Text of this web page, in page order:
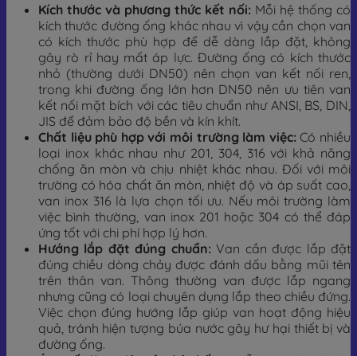
Kích thước và phương thức kết nối: Mỗi hệ thống có
kích thước đường ống khác nhau vì vậy cần chọn van
có kích thước phù hợp để dễ dàng lắp đặt, không
gây rò rỉ hay mất áp lực. Đường ống có kích thước
nhỏ (thường dưới DN50) nên chọn van kết nối ren,
trong khi đường ống lớn hơn DN50 nên ưu tiên van
kết nối mặt bích với các tiêu chuẩn như ANSI, BS, DIN,
JIS để đảm bảo độ bền và kín khít.
Chất liệu phù hợp với môi trường làm việc: Có nhiều
loại inox khác nhau như 201, 304, 316 với khả năng
chống ăn mòn và chịu nhiệt khác nhau. Đối với môi
trường có hóa chất ăn mòn, nhiệt độ và áp suất cao,
van inox 316 là lựa chọn tối ưu. Nếu môi trường làm
việc bình thường, van inox 201 hoặc 304 có thể đáp
ứng tốt với chi phí hợp lý hơn.
Hướng lắp đặt đúng chuẩn: Van cần được lắp đặt
đúng chiều dòng chảy được đánh dấu bằng mũi tên
trên thân van. Thông thường van được lắp ngang
nhưng cũng có loại chuyên dụng lắp theo chiều đứng.
Việc chọn đúng hướng lắp giúp van hoạt động hiệu
quả, tránh hiện tượng búa nước gây hư hại thiết bị và
đường ống.